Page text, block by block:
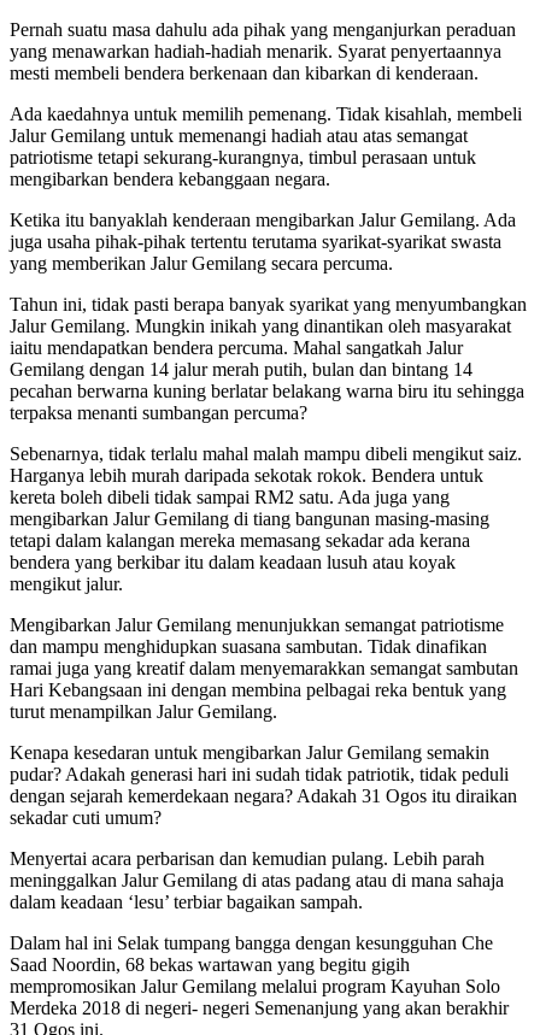
Pernah suatu masa dahulu ada pihak yang menganjurkan peraduan
yang menawarkan hadiah-hadiah menarik. Syarat penyertaannya
mesti membeli bendera berkenaan dan kibarkan di kenderaan.
Ada kaedahnya untuk memilih pemenang. Tidak kisahlah, membeli
Jalur Gemilang untuk memenangi hadiah atau atas semangat
patriotisme tetapi sekurang-kurangnya, timbul perasaan untuk
mengibarkan bendera kebanggaan negara.
Ketika itu banyaklah kenderaan mengibarkan Jalur Gemilang. Ada
juga usaha pihak-pihak tertentu terutama syarikat-syarikat swasta
yang memberikan Jalur Gemilang secara percuma.
Tahun ini, tidak pasti berapa banyak syarikat yang menyumbangkan
Jalur Gemilang. Mungkin inikah yang dinantikan oleh masyarakat
iaitu mendapatkan bendera percuma. Mahal sangatkah Jalur
Gemilang dengan 14 jalur merah putih, bulan dan bintang 14
pecahan berwarna kuning berlatar belakang warna biru itu sehingga
terpaksa menanti sumbangan percuma?
Sebenarnya, tidak terlalu mahal malah mampu dibeli mengikut saiz.
Harganya lebih murah daripada sekotak rokok. Bendera untuk
kereta boleh dibeli tidak sampai RM2 satu. Ada juga yang
mengibarkan Jalur Gemilang di tiang bangunan masing-masing
tetapi dalam kalangan mereka memasang sekadar ada kerana
bendera yang berkibar itu dalam keadaan lusuh atau koyak
mengikut jalur.
Mengibarkan Jalur Gemilang menunjukkan semangat patriotisme
dan mampu menghidupkan suasana sambutan. Tidak dinafikan
ramai juga yang kreatif dalam menyemarakkan semangat sambutan
Hari Kebangsaan ini dengan membina pelbagai reka bentuk yang
turut menampilkan Jalur Gemilang.
Kenapa kesedaran untuk mengibarkan Jalur Gemilang semakin
pudar? Adakah generasi hari ini sudah tidak patriotik, tidak peduli
dengan sejarah kemerdekaan negara? Adakah 31 Ogos itu diraikan
sekadar cuti umum?
Menyertai acara perbarisan dan kemudian pulang. Lebih parah
meninggalkan Jalur Gemilang di atas padang atau di mana sahaja
dalam keadaan ‘lesu’ terbiar bagaikan sampah.
Dalam hal ini Selak tumpang bangga dengan kesungguhan Che
Saad Noordin, 68 bekas wartawan yang begitu gigih
mempromosikan Jalur Gemilang melalui program Kayuhan Solo
Merdeka 2018 di negeri- negeri Semenanjung yang akan berakhir
31 Ogos ini.